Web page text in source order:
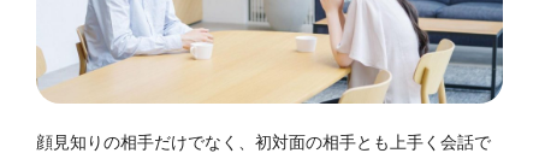
顔見知りの相手だけでなく、初対面の相手とも上手く会話で